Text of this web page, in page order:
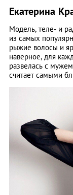
Екатерина
Модель, теле- и
из самых
рыжие волосы и
наверное, для
развелась с
считает самыми